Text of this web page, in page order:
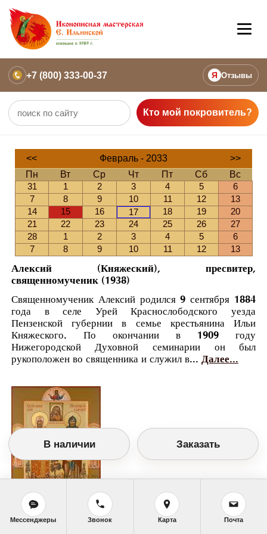
+7 (800) 333-00-37 Я Отзывы
Кто мой покровитель?
<< Февраль - 2033
>>
Пн
Вт Ср Чт Пт Сб
Вс
31
1 2 3 4 5
6
7
8 9 10 11 12
13
14
15 16 17 18 19
20
21
22 23 24 25 26
27
28
1 2 3 4 5
6
7
8 9 10 11 12 13
Алексий (Княжеский), пресвитер,
священномученик (1938)
Священномученик Алексий родился 9 сентября 1884
года в селе Урей Краснослободского уезда
Пензенской губернии в семье крестьянина Ильи
Княжеского. По окончании в 1909 году
Нижегородской Духовной семинарии он был
рукоположен во священника и служил в... Далее...
Православный календарь
В наличии Заказать
Мессенджеры Звонок Карта Почта